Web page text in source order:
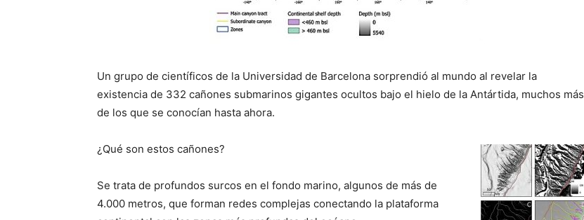
Un grupo de científicos de la Universidad de Barcelona sorprendió al mundo al revelar la
existencia de 332 cañones submarinos gigantes ocultos bajo el hielo de la Antártida, muchos más
de los que se conocían hasta ahora.
¿Qué son estos cañones?
Se trata de profundos surcos en el fondo marino, algunos de más de
4.000 metros, que forman redes complejas conectando la plataforma